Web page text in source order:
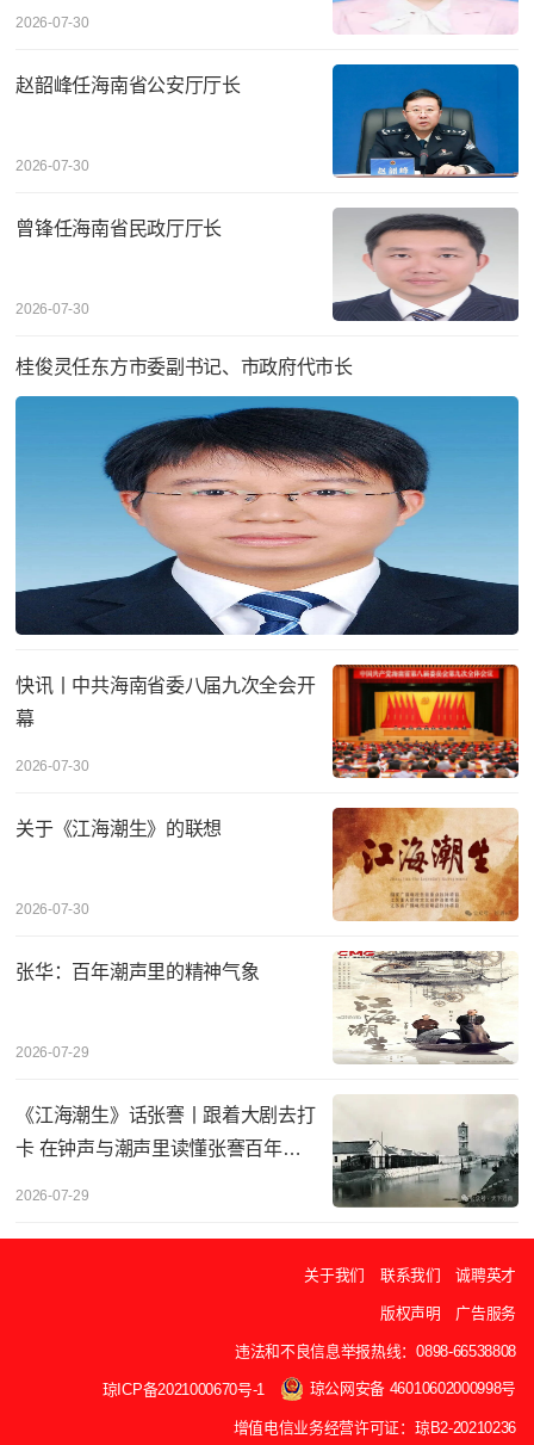
2026-07-30
赵韶峰任海南省公安厅厅长
2026-07-30
曾锋任海南省民政厅厅长
2026-07-30
桂俊灵任东方市委副书记、市政府代市长
快讯丨中共海南省委八届九次全会开
幕
2026-07-30
关于《江海潮生》的联想
2026-07-30
张华：百年潮声里的精神气象
2026-07-29
《江海潮生》话张謇丨‌跟着大剧去打
卡 在钟声与潮声里读懂张謇百年实
2026-07-29
关于我们 联系我们 诚聘英才
版权声明 广告服务
违法和不良信息举报热线：0898-66538808
琼ICP备2021000670号-1 琼公网安备 46010602000998号
增值电信业务经营许可证：琼B2-20210236